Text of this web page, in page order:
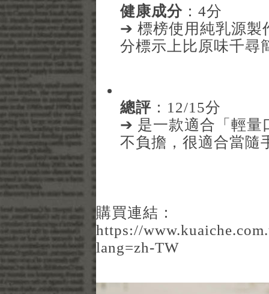
健康成分 ：4分
➔ 標榜使用純乳源製
分標示上比原味千尋
總評 ：12/15分
➔ 是一款適合「輕量
不負擔，很適合當隨
購買連結：
https://
lang=zh-TW